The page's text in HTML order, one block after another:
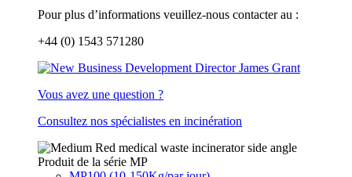
Pour plus d’informations veuillez-nous contacter au :
+44 (0) 1543 571280
Vous avez une question ?
Consultez nos spécialistes en incinération
Produit de la série MP